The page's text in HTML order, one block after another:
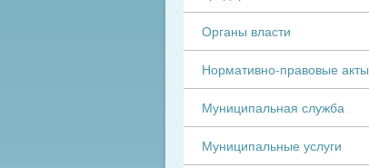
Органы власти
Нормативно-правовые акты
Муниципальная служба
Муниципальные услуги